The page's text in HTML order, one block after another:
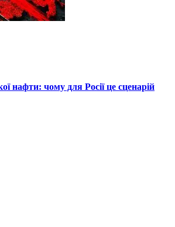
нафти: чому для Росії це сценарій